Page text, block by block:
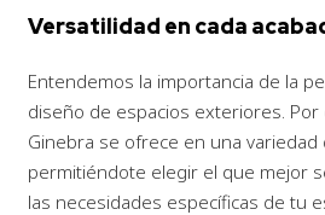
Versatilidad en cada
Entendemos la importancia de la
diseño de espacios exteriores. Por
Ginebra se ofrece en una variedad
permitiéndote elegir el que mejor
las necesidades específicas de tu